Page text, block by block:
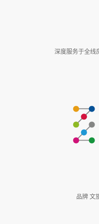
深度服务于全线
品牌 文